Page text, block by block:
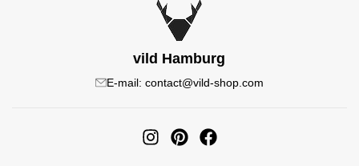
vild Hamburg
E-mail: contact@vild-shop.com